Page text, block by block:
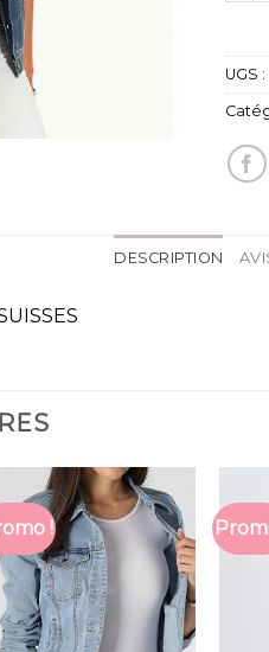
UGS :
DESCRIPTION
!